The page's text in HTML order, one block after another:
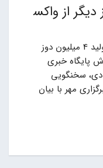
دوز دیگر از واکس
سخنگوی مؤسسه تحقیقاتی رازی از تولید 4 میلیون دوز
پایگاه خبری
سخنگویی
مهر با بیان